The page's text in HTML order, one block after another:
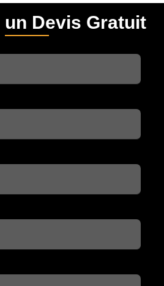
un Devis Gratuit